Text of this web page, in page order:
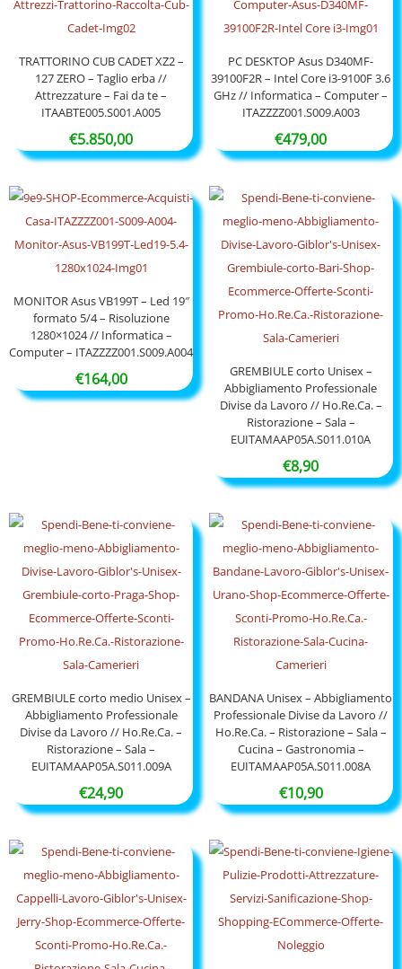
TRATTORINO CUB CADET XZ2 –
127 ZERO – Taglio erba //
Attrezzature – Fai da te –
ITAABTE005.S001.A005
€5.850,00
PC DESKTOP Asus D340MF-
39100F2R – Intel Core i3-9100F 3.6
GHz // Informatica – Computer –
ITAZZZZ001.S009.A003
€479,00
MONITOR Asus VB199T – Led 19″
formato 5/4 – Risoluzione
1280×1024 // Informatica –
Computer – ITAZZZZ001.S009.A004
€164,00
GREMBIULE corto Unisex –
Abbigliamento Professionale
Divise da Lavoro // Ho.Re.Ca. –
Ristorazione – Sala –
EUITAMAAP05A.S011.010A
€8,90
GREMBIULE corto medio Unisex –
Abbigliamento Professionale
Divise da Lavoro // Ho.Re.Ca. –
Ristorazione – Sala –
EUITAMAAP05A.S011.009A
€24,90
BANDANA Unisex – Abbigliamento
Professionale Divise da Lavoro //
Ho.Re.Ca. – Ristorazione – Sala –
Cucina – Gastronomia –
EUITAMAAP05A.S011.008A
€10,90